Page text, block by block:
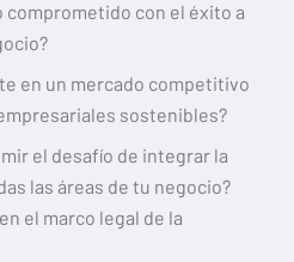
comprometido con el éxito a
en un mercado competitivo
sostenibles?
el desafío de integrar la
las áreas de tu negocio?
el marco legal de la